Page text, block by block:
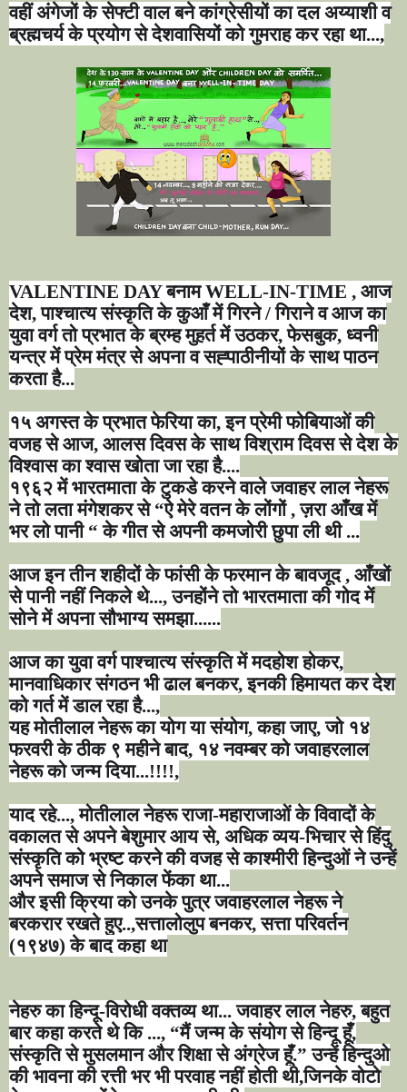
वहीं अंगेजों के सेफ्टी वाल बने कांग्रेसीयों का दल अय्याशी व
ब्रह्मचर्य के प्रयोग से देशवासियों को गुमराह कर रहा था...,
VALENTINE DAYबनामWELL-IN-TIME , आज
देश,पाश्चात्य संस्कृति के कुआँ में गिरने / गिराने व आज का
युवा वर्ग तो प्रभात के ब्रम्ह मुहर्त में उठकर,फेसबुक, ध्वनी
यन्त्र में प्रेम मंत्र से अपना व सह्पाठीनीयों के साथ पाठन
करता है...
१५ अगस्त के प्रभात फेरिया का,इन प्रेमी फोबियाओं की
वजह से आज, आलस दिवस के साथ विश्राम दिवस से देश के
विश्वास का श्वास खोता जा रहा है....
१९६२ में भारतमाता के टुकडे करने वाले जवाहर लाल नेहरू
ने तो लता मंगेशकर से “ऐ मेरे वतन के लोंगों,ज़रा आँख में
भर लो पानी “के गीत से अपनी कमजोरी छुपा ली थी ...
आज इन तीन शहीदों के फांसी के फरमान के बावजूद, आँखों
से पानी नहीं निकले थे...,उनहोंने तो भारतमाता की गोद में
सोने में अपना सौभाग्य समझा......
आज का युवा वर्ग पाश्चात्य संस्कृति में मदहोश होकर,
मानवाधिकार संगठन भी ढाल बनकर,इनकी हिमायत कर देश
को गर्त में डाल रहा है...,
यह मोतीलाल नेहरू का योग या संयोग,कहा जाए,जो १४
फरवरी के ठीक ९ महीने बाद, १४ नवम्बर को जवाहरलाल
नेहरू को जन्म दिया...!!!!,
याद रहे...,मोतीलाल नेहरू राजा-महाराजाओं के विवादों के
वकालत से अपने बेशुमार आय से, अधिक व्यय-भिचार से हिंदु
संस्कृति को भ्रष्ट करने की वजह से काश्मीरी हिन्दुओं ने उन्हें
अपने समाज से निकाल फेंका था...
और इसी क्रिया को उनके पुत्र जवाहरलाल नेहरू ने
बरकरार रखते हुए..,सत्तालोलुप बनकर,सत्ता परिवर्तन
(१९४७) के बाद कहा था
नेहरु का हिन्दू-विरोधी वक्तव्य था... जवाहर लाल नेहरु,बहुत
बार कहा करते थे कि ..., “मैं जन्म के संयोग से हिन्दू हूँ,
संस्कृति से मुसलमान और शिक्षा से अंग्रेज हूँ.”उन्हें हिन्दुओ
की भावना की रत्ती भर भी परवाह नहीं होती थी,जिनके वोटो